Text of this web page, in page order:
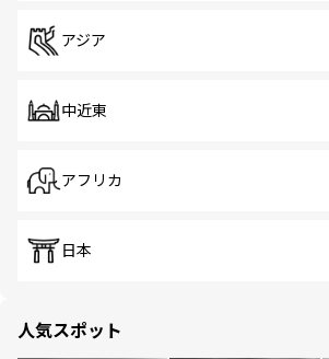
アジア
中近東
アフリカ
日本
人気スポット